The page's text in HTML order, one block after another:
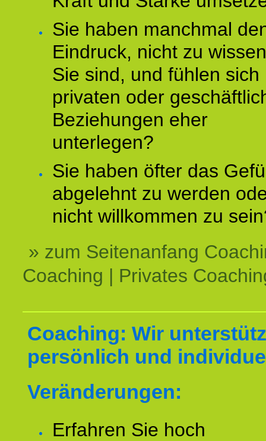
Sie haben manchmal
Eindruck, nicht zu
Sie sind, und fühlen sich
privaten oder
Beziehungen eher
unterlegen?
Sie haben öfter das
abgelehnt zu werden
nicht willkommen zu
» zum Seitenanfang
Coaching | Privates
Coaching: Wir
persönlich und
Veränderungen:
Erfahren Sie hoch